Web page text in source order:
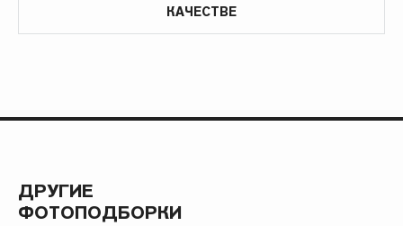
КАЧЕСТВЕ
ДРУГИЕ
ФОТОПОДБОРКИ